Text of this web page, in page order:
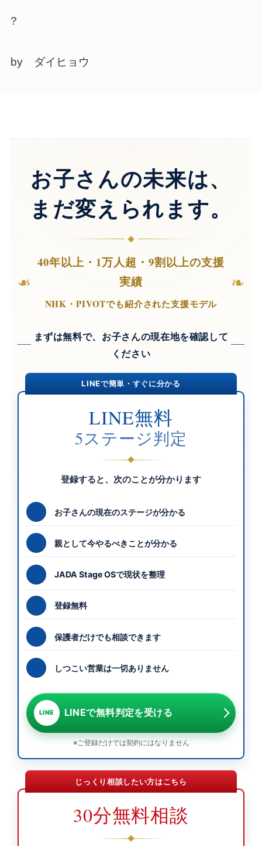
?
by ダイヒョウ
お子さんの未来は、
まだ変えられます。
❧
40年以上・1万人超・9割以上の支援
実績
NHK・PIVOTでも紹介された支援モデル
❧
まずは無料で、お子さんの現在地を確認して
ください
LINEで簡単・すぐに分かる
LINE無料
5ステージ判定
登録すると、次のことが分かります
お子さんの現在のステージが分かる
親として今やるべきことが分かる
JADA Stage OSで現状を整理
登録無料
保護者だけでも相談できます
しつこい営業は一切ありません
LINE LINEで無料判定を受ける
※ご登録だけでは契約にはなりません
じっくり相談したい方はこちら
30分無料相談